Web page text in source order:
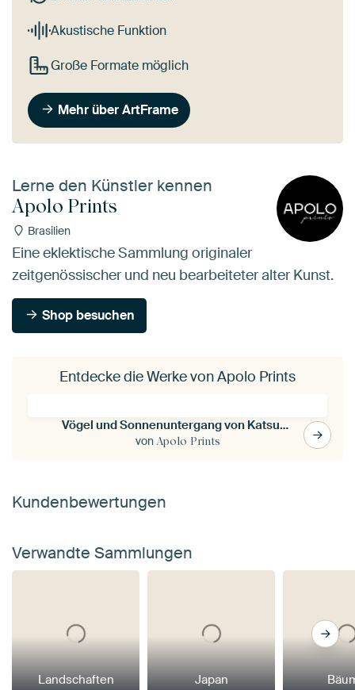
Akustische Funktion
Große Formate möglich
Mehr über ArtFrame
Lerne den Künstler kennen
Apolo Prints
Brasilien
Eine eklektische Sammlung originaler
zeitgenössischer und neu bearbeiteter alter Kunst.
Shop besuchen
Entdecke die Werke von Apolo Prints
Vögel und Sonnenuntergang von Katsushika Hokusai's
von Apolo Prints
Kundenbewertungen
Verwandte Sammlungen
Landschaften Japan